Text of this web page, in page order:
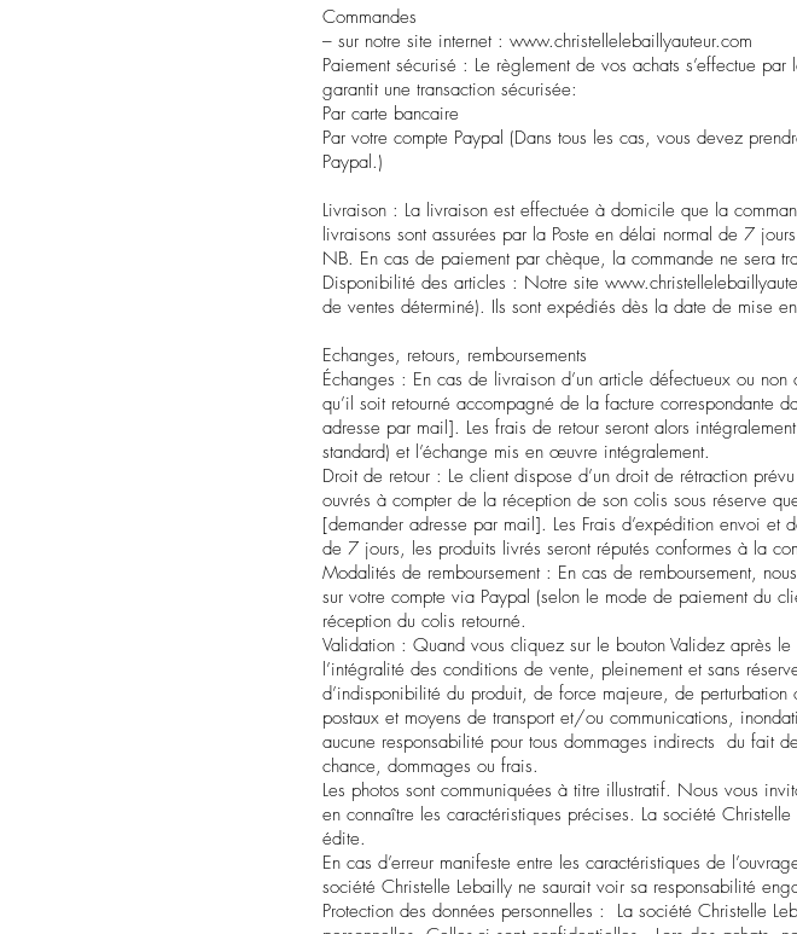
Commandes
– sur notre site internet : www.christellelebaillyauteur.com
Paiement sécurisé : Le règlement de vos achats s’effectue
garantit une transaction sécurisée:
Par carte bancaire
Par votre compte Paypal (Dans tous les cas, vous devez
Paypal.)
Livraison : La livraison est effectuée à domicile que la
livraisons sont assurées par la Poste en délai normal de 7
NB. En cas de paiement par chèque, la commande ne sera
Disponibilité des articles : Notre site
de ventes déterminé). Ils sont expédiés dès la date de mise
Echanges, retours, remboursements
Échanges : En cas de livraison d’un article défectueux ou
qu’il soit retourné accompagné de la facture correspondante
adresse par mail]. Les frais de retour seront alors
standard) et l’échange mis en œuvre intégralement.
Droit de retour : Le client dispose d’un droit de rétraction
ouvrés à compter de la réception de son colis sous réserve
[demander adresse par mail]. Les Frais d’expédition envoi
de 7 jours, les produits livrés seront réputés conformes à la
Modalités de remboursement : En cas de remboursement,
sur votre compte via Paypal (selon le mode de paiement du
réception du colis retourné.
Validation : Quand vous cliquez sur le bouton Validez après
l’intégralité des conditions de vente, pleinement et sans
d’indisponibilité du produit, de force majeure, de
postaux et moyens de transport et/ou communications,
aucune responsabilité pour tous dommages indirects du fait
chance, dommages ou frais.
Les photos sont communiquées à titre illustratif. Nous vous
en connaître les caractéristiques précises. La société
édite.
En cas d’erreur manifeste entre les caractéristiques de
société Christelle Lebailly ne saurait voir sa responsabilité
Protection des données personnelles : La société Christelle